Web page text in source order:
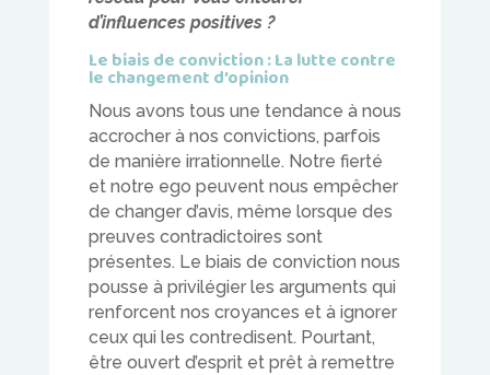
d’influences positives ?
Le biais de conviction : La lutte contre
le changement d’opinion
Nous avons tous une tendance à nous
accrocher à nos convictions, parfois
de manière irrationnelle. Notre fierté
et notre ego peuvent nous empêcher
de changer d’avis, même lorsque des
preuves contradictoires sont
présentes. Le biais de conviction nous
pousse à privilégier les arguments qui
renforcent nos croyances et à ignorer
ceux qui les contredisent. Pourtant,
être ouvert d’esprit et prêt à remettre